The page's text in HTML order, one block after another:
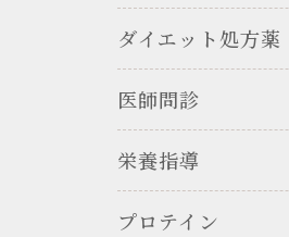
ダイエット処方薬
医師問診
栄養指導
プロテイン